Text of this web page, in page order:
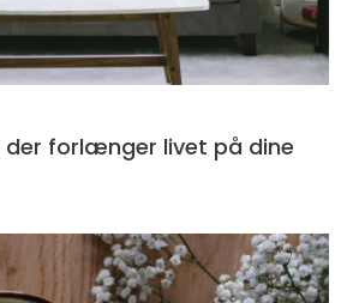
der forlænger livet på dine